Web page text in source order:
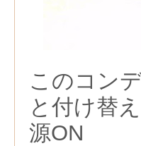
このコン
と付け替
源ON